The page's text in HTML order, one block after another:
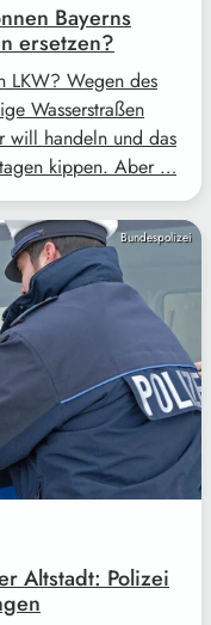
Bayerns
ersetzen?
LKW? Wegen des
Wasserstraßen
will handeln und das
kippen. Aber …
Bundespolizei
Altstadt: Polizei